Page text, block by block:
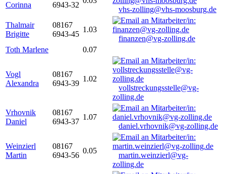
Corinna
6943-32
vhs-zolling@vhs-moosburg.de
Thalmair
Brigitte
08167
6943-45
1.03
finanzen@vg-zolling.de
Toth Marlene
0.07
Vogl
Alexandra
08167
6943-39
1.02
vollstreckungsstelle@vg-
zolling.de
Vrhovnik
Daniel
08167
6943-37
1.07
daniel.vrhovnik@vg-zolling.de
Weinzierl
Martin
08167
6943-56
0.05
martin.weinzierl@vg-
zolling.de